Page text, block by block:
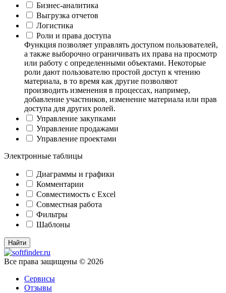
Бизнес-аналитика
Выгрузка отчетов
Логистика
Роли и права доступа
Функция позволяет управлять доступом пользователей,
а также выборочно ограничивать их права на просмотр
или работу с определенными объектами. Некоторые
роли дают пользователю простой доступ к чтению
материала, в то время как другие позволяют
производить изменения в процессах, например,
добавление участников, изменение материала или прав
доступа для других ролей.
Управление закупками
Управление продажами
Управление проектами
Электронные таблицы
Диаграммы и графики
Комментарии
Совместимость с Excel
Совместная работа
Фильтры
Шаблоны
Все права защищены © 2026
Сервисы
Отзывы